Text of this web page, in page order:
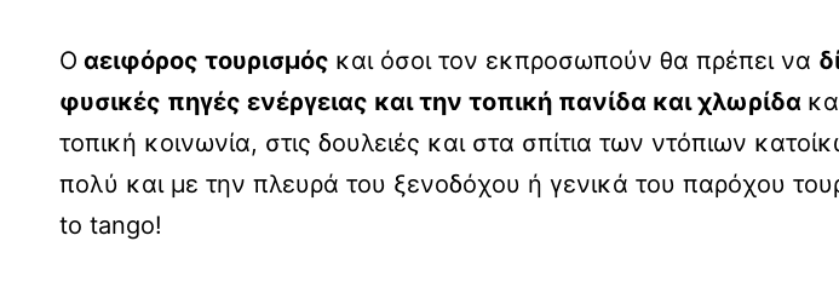
Ο αειφόρος τουρισμός και όσοι τον εκπροσωπούν θα πρέπει να
φυσικές πηγές ενέργειας και την τοπική πανίδα και χλωρίδα
τοπική κοινωνία, στις δουλειές και στα σπίτια των ντόπιων
πολύ και με την πλευρά του ξενοδόχου ή γενικά του παρόχου
to tango!